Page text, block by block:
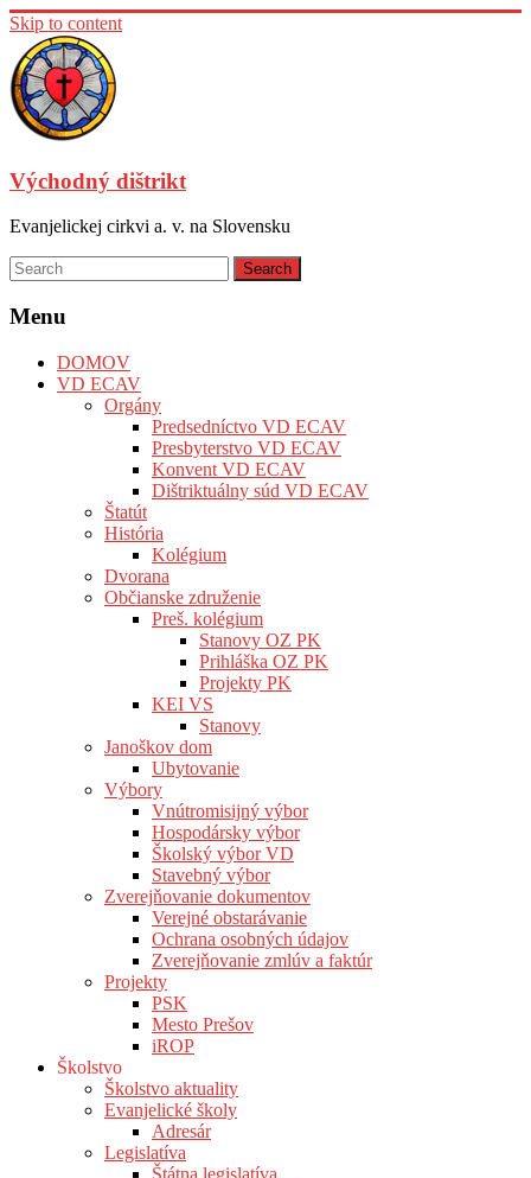
Skip to content
Východný dištrikt
Evanjelickej cirkvi a. v. na Slovensku
Menu
DOMOV
VD ECAV
Orgány
Predsedníctvo VD ECAV
Presbyterstvo VD ECAV
Konvent VD ECAV
Dištriktuálny súd VD ECAV
Štatút
História
Kolégium
Dvorana
Občianske združenie
Preš. kolégium
Stanovy OZ PK
Prihláška OZ PK
Projekty PK
KEI VS
Stanovy
Janoškov dom
Ubytovanie
Výbory
Vnútromisijný výbor
Hospodársky výbor
Školský výbor VD
Stavebný výbor
Zverejňovanie dokumentov
Verejné obstarávanie
Ochrana osobných údajov
Zverejňovanie zmlúv a faktúr
Projekty
PSK
Mesto Prešov
iROP
Školstvo
Školstvo aktuality
Evanjelické školy
Adresár
Legislatíva
Štátna legislatíva